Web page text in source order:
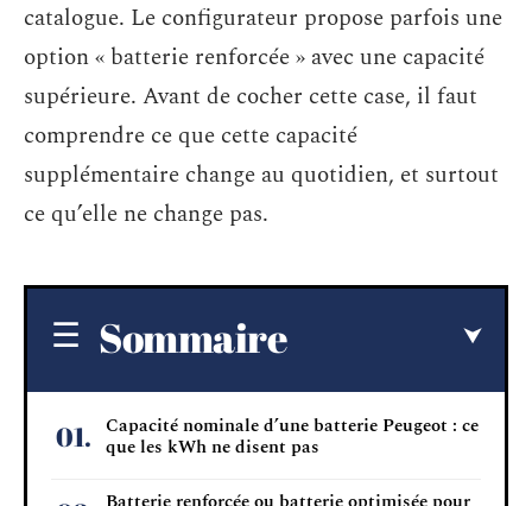
catalogue. Le configurateur propose parfois une
option « batterie renforcée » avec une capacité
supérieure. Avant de cocher cette case, il faut
comprendre ce que cette capacité
supplémentaire change au quotidien, et surtout
ce qu’elle ne change pas.
Sommaire
Capacité nominale d’une batterie Peugeot : ce
que les kWh ne disent pas